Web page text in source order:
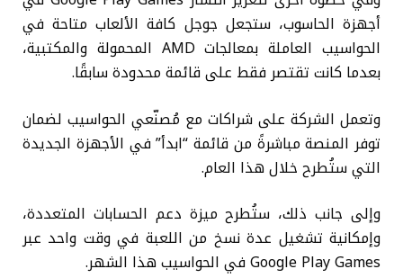
أجهزة الحاسوب، ستجعل جوجل كافة الألعاب متاحة في
الحواسيب العاملة بمعالجات AMD المحمولة والمكتبية،
بعدما كانت تقتصر فقط على قائمة محدودة سابقًا.
وتعمل الشركة على شراكات مع مُصنّعي الحواسيب لضمان
توفر المنصة مباشرةً من قائمة “ابدأ” في الأجهزة الجديدة
التي ستُطرح خلال هذا العام.
وإلى جانب ذلك، ستُطرح ميزة دعم الحسابات المتعددة،
وإمكانية تشغيل عدة نسخ من اللعبة في وقت واحد عبر
Google Play Games في الحواسيب هذا الشهر.